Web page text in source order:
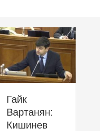
Гайк
Вартанян:
Кишинев